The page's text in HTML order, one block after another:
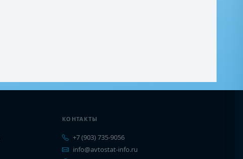
КОНТАКТЫ
+7 (903) 735-9056
info@avtostat-info.ru